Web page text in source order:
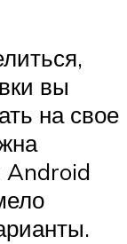
вы
на свое
Android